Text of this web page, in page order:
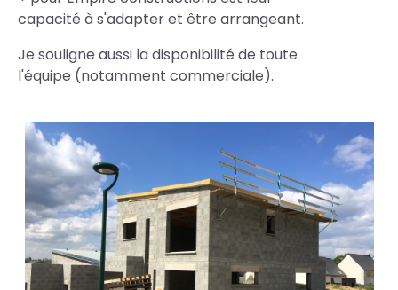
capacité à s'adapter et être arrangeant.
Je souligne aussi la disponibilité de toute
l'équipe (notamment commerciale).
Photo